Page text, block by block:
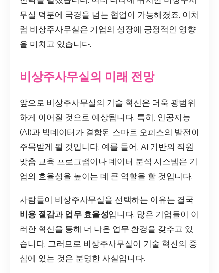
무실 덕분에 국경을 넘는 협업이 가능해졌죠. 이처
럼 비상주사무실은 기업의 성장에 긍정적인 영향
을 미치고 있습니다.
비상주사무실의 미래 전망
앞으로 비상주사무실의 기술 혁신은 더욱 광범위
하게 이어질 것으로 예상됩니다. 특히, 인공지능
(AI)과 빅데이터가 결합된 스마트 오피스의 발전이
주목받게 될 것입니다. 예를 들어, AI 기반의 직원
맞춤 교육 프로그램이나 데이터 분석 시스템은 기
업의 효율성을 높이는 데 큰 역할을 할 것입니다.
사람들이 비상주사무실을 선택하는 이유는 결국
비용 절감과 업무 효율성입니다. 많은 기업들이 이
러한 혁신을 통해 더 나은 업무 환경을 갖추고 있
습니다. 그러므로 비상주사무실이 기술 혁신의 중
심에 있는 것은 분명한 사실입니다.